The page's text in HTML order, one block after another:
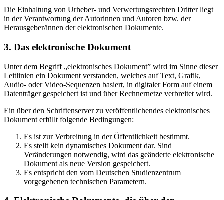
Die Einhaltung von Urheber- und Verwertungsrechten Dritter liegt
in der Verantwortung der Autorinnen und Autoren bzw. der
Herausgeber/innen der elektronischen Dokumente.
3. Das elektronische Dokument
Unter dem Begriff „elektronisches Dokument” wird im Sinne dieser
Leitlinien ein Dokument verstanden, welches auf Text, Grafik,
Audio- oder Video-Sequenzen basiert, in digitaler Form auf einem
Datenträger gespeichert ist und über Rechnernetze verbreitet wird.
Ein über den Schriftenserver zu veröffentlichendes elektronisches
Dokument erfüllt folgende Bedingungen:
Es ist zur Verbreitung in der Öffentlichkeit bestimmt.
Es stellt kein dynamisches Dokument dar. Sind
Veränderungen notwendig, wird das geänderte elektronische
Dokument als neue Version gespeichert.
Es entspricht den vom Deutschen Studienzentrum
vorgegebenen technischen Parametern.